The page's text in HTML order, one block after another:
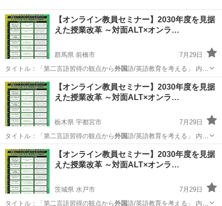
【オンライン教員セミナー】2030年度を見据
えた授業改革 ～対面ALT×オンラ…
群馬県 前橋市
7月29日
タイトル：「第二言語習得の観点から外国語/英語教育を考える」 内
容：203…
群馬 前橋市 セミナー オンライン
【オンライン教員セミナー】2030年度を見据
えた授業改革 ～対面ALT×オンラ…
栃木県 宇都宮市
7月29日
タイトル：「第二言語習得の観点から外国語/英語教育を考える」 内
容：203…
栃木 宇都宮市 セミナー オンライン
【オンライン教員セミナー】2030年度を見据
えた授業改革 ～対面ALT×オンラ…
茨城県 水戸市
7月29日
タイトル：「第二言語習得の観点から外国語/英語教育を考える」 内